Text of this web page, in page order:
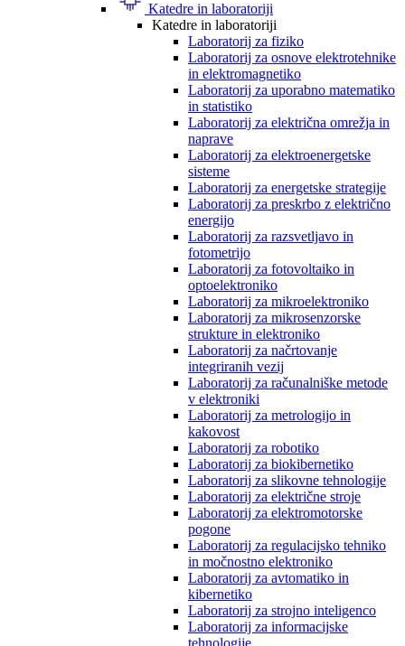
Katedre in laboratoriji
Katedre in laboratoriji
Laboratorij za fiziko
Laboratorij za osnove elektrotehnike
in elektromagnetiko
Laboratorij za uporabno matematiko
in statistiko
Laboratorij za električna omrežja in
naprave
Laboratorij za elektroenergetske
sisteme
Laboratorij za energetske strategije
Laboratorij za preskrbo z električno
energijo
Laboratorij za razsvetljavo in
fotometrijo
Laboratorij za fotovoltaiko in
optoelektroniko
Laboratorij za mikroelektroniko
Laboratorij za mikrosenzorske
strukture in elektroniko
Laboratorij za načrtovanje
integriranih vezij
Laboratorij za računalniške metode
v elektroniki
Laboratorij za metrologijo in
kakovost
Laboratorij za robotiko
Laboratorij za biokibernetiko
Laboratorij za slikovne tehnologije
Laboratorij za električne stroje
Laboratorij za elektromotorske
pogone
Laboratorij za regulacijsko tehniko
in močnostno elektroniko
Laboratorij za avtomatiko in
kibernetiko
Laboratorij za strojno inteligenco
Laboratorij za informacijske
tehnologije